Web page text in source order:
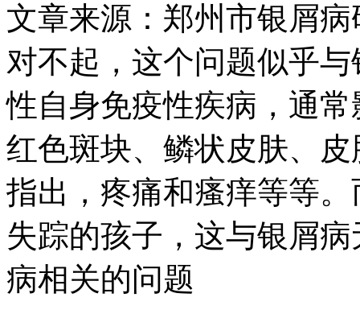
文章来源：郑州市银屑病
对不起，这个问题似乎
性自身免疫性疾病，通
红色斑块、鳞状皮肤、
指出，疼痛和瘙痒等等
失踪的孩子，这与银屑
病相关的问题